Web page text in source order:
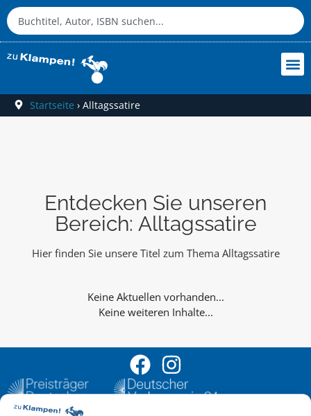
Startseite › Alltagssatire
Entdecken Sie unseren
Bereich: Alltagssatire
Hier finden Sie unsere Titel zum Thema Alltagssatire
Keine weiteren Inhalte...